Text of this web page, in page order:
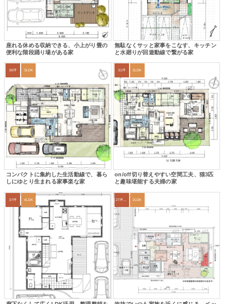
座れる休める収納できる、小上がり畳の
便利な階段踊り場がある家
無駄なくサッと家事をこなす、キッチン
と水廻りが回遊動線で繋がる家
36坪 3LDK
コンパクトに集約した生活動線で、暮ら
しにゆとり生まれる家事楽な家
31坪 2LDK
on/off切り替えやすい空間工夫、猫3匹
と趣味堪能する夫婦の家
37坪 4LDK 27坪〜30坪 2LDK